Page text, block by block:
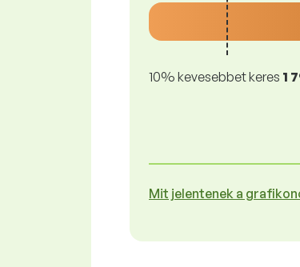
10% kevesebbet keres 1
Mit jelentenek a